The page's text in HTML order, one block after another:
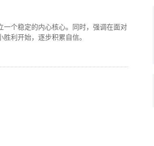
个稳定的内心核心。同时，强调在面对
利开始，逐步积累自信。